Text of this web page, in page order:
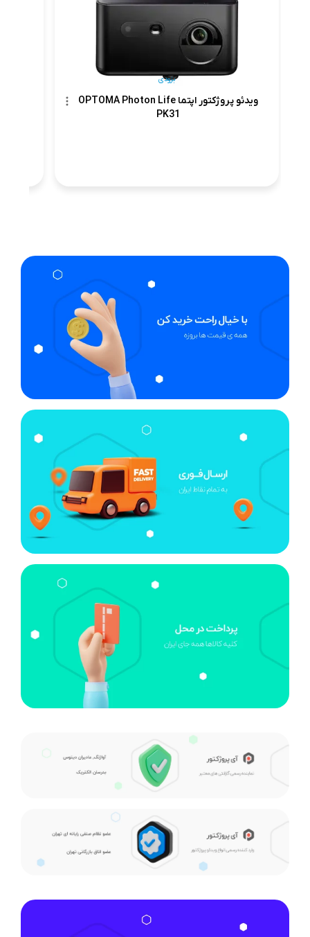
ویدئو پروژکتور اپتما OPTOMA Photon Life
PK31
بزودی